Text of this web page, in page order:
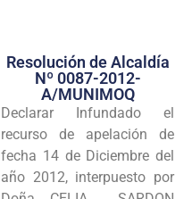
Transparencia
Seguridad
Programas
Intranet
Resolución de Alcaldía
Nº 0087-2012-
A/MUNIMOQ
Declarar Infundado el
recurso de apelación de
fecha 14 de Diciembre del
año 2012, interpuesto por